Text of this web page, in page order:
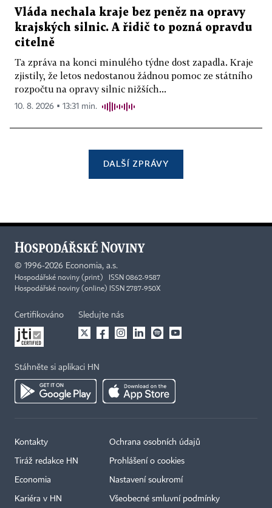
Vláda nechala kraje bez peněz na opravy
krajských silnic. A řidič to pozná opravdu
citelně
Ta zpráva na konci minulého týdne dost zapadla. Kraje
zjistily, že letos nedostanou žádnou pomoc ze státního
rozpočtu na opravy silnic nižších...
10. 8. 2026 ▪ 13:31 min.
DALŠÍ ZPRÁVY
© 1996-2026 Economia, a.s.
Hospodářské noviny (print) ISSN 0862-9587
Hospodářské noviny (online) ISSN 2787-950X
Certifikováno Sledujte nás
Stáhněte si aplikaci HN
Kontakty
Tiráž redakce HN
Economia
Kariéra v HN
Ochrana osobních údajů
Prohlášení o cookies
Nastavení soukromí
Všeobecné smluvní podmínky